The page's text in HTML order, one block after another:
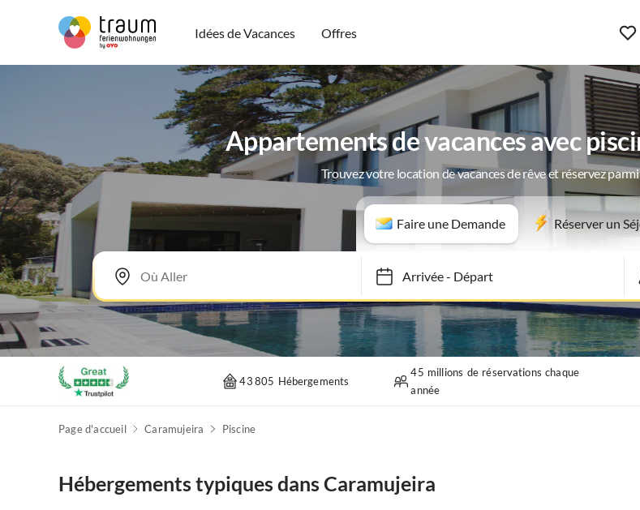
Idées de Vacances Offres
Appartements de vacances avec
Trouvez votre location de vacances de rêve et réservez
Faire une Demande Réserver un
Arrivée-Départ
43 805 Hébergements
45 millions de réservations chaque
année
Page d'accueil Caramujeira Piscine
Hébergements typiques dans Caramujeira